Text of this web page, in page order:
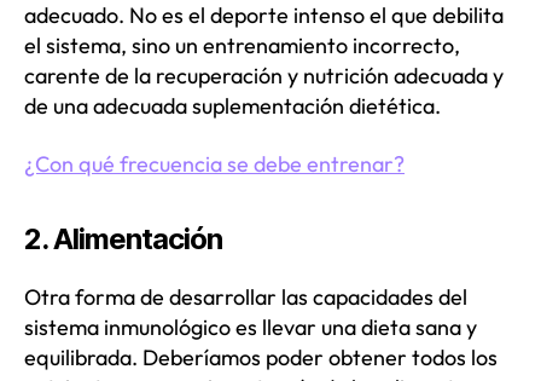
adecuado. No es el deporte intenso el que debilita
el sistema, sino un entrenamiento incorrecto,
carente de la recuperación y nutrición adecuada y
de una adecuada suplementación dietética.
¿Con qué frecuencia se debe entrenar?
2. Alimentación
Otra forma de desarrollar las capacidades del
sistema inmunológico es llevar una dieta sana y
equilibrada. Deberíamos poder obtener todos los